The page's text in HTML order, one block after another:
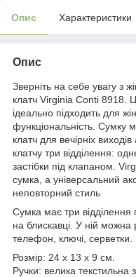
Опис Характеристики
Опис
Зверніть на себе увагу з
клатч Virginia Conti 8918.
ідеально підходить для
функціональність. Сумку
клатч для вечірніх
клатчу три відділення:
застібки під клапаном.
сумка, а універсальний
неповторний стиль
Сумка має три відділення
на блискавці. У ній можна
телефон, ключі, серветки.
Розмір: 24 x 13 x 9 см.
Ручки: велика текстильна